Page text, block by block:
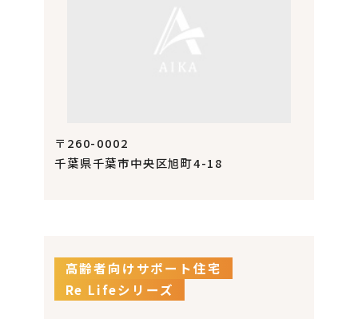
〒260-0002
千葉県千葉市中央区旭町4-18
高齢者向けサポート住宅
Re Lifeシリーズ